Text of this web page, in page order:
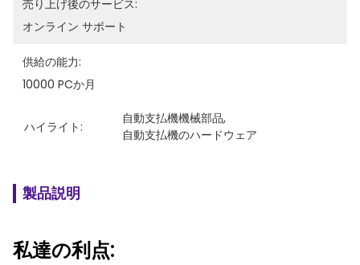
売り上げ後のサービス:
オンライン サポート
供給の能力:
10000 PCか月
ハイライト:
自動支払機機械部品,
自動支払機のハードウェア
製品説明
私達の利点: